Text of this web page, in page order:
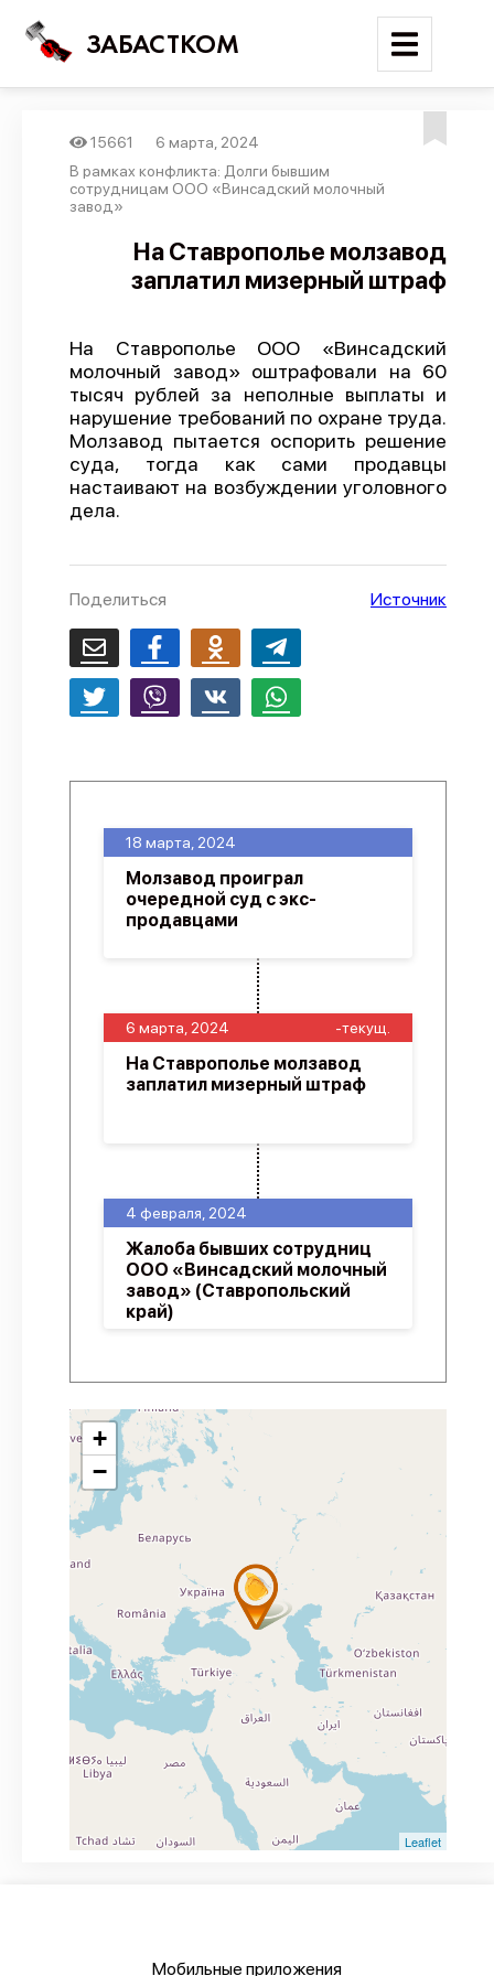
ЗАБАСТКОМ
Войти
Новости
Карта событий
Трудовые конфликты
Отчеты
Предложить публикацию
Справочник
API
Политика конфиденциальности
15661
6 марта, 2024
В рамках конфликта: Долги бывшим
сотрудницам ООО «Винсадский молочный
завод»
На Ставрополье молзавод
заплатил мизерный штраф
На Ставрополье ООО «Винсадский
молочный завод» оштрафовали на 60
тысяч рублей за неполные выплаты и
нарушение требований по охране труда.
Молзавод пытается оспорить решение
суда, тогда как сами продавцы
настаивают на возбуждении уголовного
дела.
Поделиться Источник
4 февраля, 2024
Жалоба бывших сотрудниц
ООО «Винсадский молочный
завод» (Ставропольский
край)
6 марта, 2024 -текущ.
На Ставрополье молзавод
заплатил мизерный штраф
18 марта, 2024
Молзавод проиграл
очередной суд с экс-
продавцами
+
−
Leaflet
Мобильные приложения